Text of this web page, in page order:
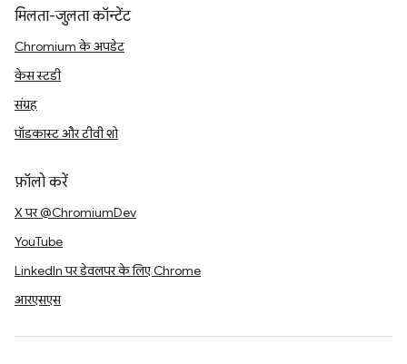
मिलता-जुलता कॉन्टेंट
Chromium के अपडेट
केस स्टडी
संग्रह
पॉडकास्ट और टीवी शो
फ़ॉलो करें
X पर @ChromiumDev
YouTube
LinkedIn पर डेवलपर के लिए Chrome
आरएसएस